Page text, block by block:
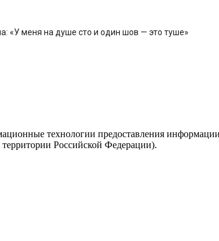
«У меня на душе сто и один шов — это туше»
технологии предоставления
Российской Федерации).